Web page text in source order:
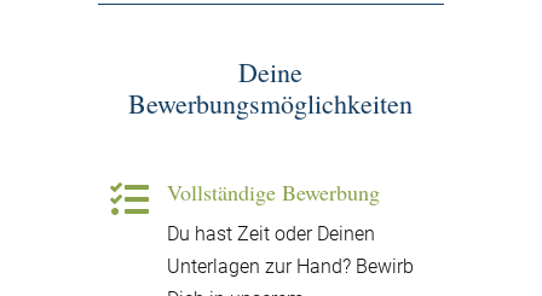
Deine
Bewerbungsmöglichkeiten
 Vollständige Bewerbung
Du hast Zeit oder Deinen
Unterlagen zur Hand? Bewirb